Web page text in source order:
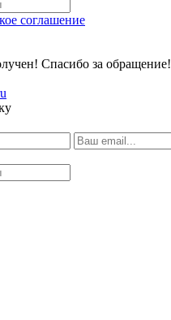
соглашение
Спасибо за обращение!